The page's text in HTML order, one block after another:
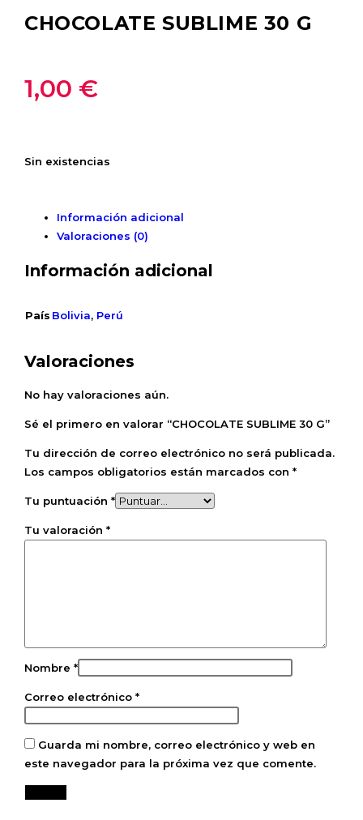
CHOCOLATE SUBLIME 30 G
1,00 €
Sin existencias
Información adicional
Valoraciones (0)
Información adicional
País Bolivia, Perú
Valoraciones
No hay valoraciones aún.
Sé el primero en valorar “CHOCOLATE SUBLIME 30 G”
Tu dirección de correo electrónico no será publicada.
Los campos obligatorios están marcados con *
Tu puntuación *
Tu valoración *
Nombre *
Correo electrónico *
Guarda mi nombre, correo electrónico y web en
este navegador para la próxima vez que comente.